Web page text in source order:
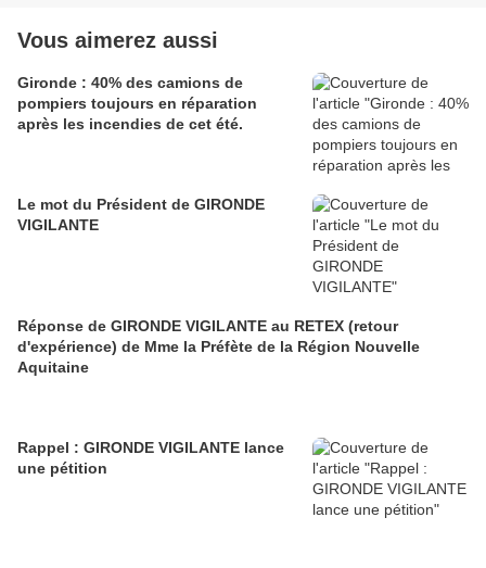
Vous aimerez aussi
Gironde : 40% des camions de
pompiers toujours en réparation
après les incendies de cet été.
Le mot du Président de GIRONDE
VIGILANTE
Réponse de GIRONDE VIGILANTE au RETEX (retour
d'expérience) de Mme la Préfète de la Région Nouvelle
Aquitaine
Rappel : GIRONDE VIGILANTE lance
une pétition